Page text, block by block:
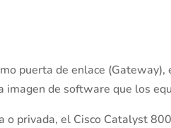
puerta de enlace (Gateway),
de software que los
privada, el Cisco Catalyst